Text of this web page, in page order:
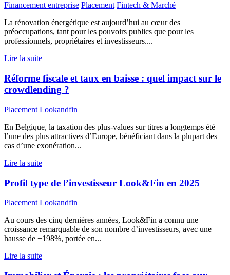
Financement entreprise Placement Fintech & Marché
La rénovation énergétique est aujourd’hui au cœur des
préoccupations, tant pour les pouvoirs publics que pour les
professionnels, propriétaires et investisseurs....
Lire la suite
Réforme fiscale et taux en baisse : quel impact sur le
crowdlending ?
Placement Lookandfin
En Belgique, la taxation des plus-values sur titres a longtemps été
l’une des plus attractives d’Europe, bénéficiant dans la plupart des
cas d’une exonération...
Lire la suite
Profil type de l’investisseur Look&Fin en 2025
Placement Lookandfin
Au cours des cinq dernières années, Look&Fin a connu une
croissance remarquable de son nombre d’investisseurs, avec une
hausse de +198%, portée en...
Lire la suite